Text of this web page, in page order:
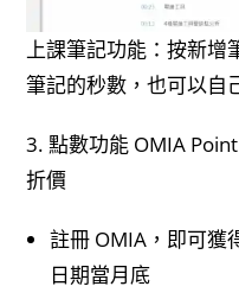
上課筆記功能：按新增
筆記的秒數，也可以自
3. 點數功能 OMIA
折價
註冊 OMIA，即可獲
日期當月底